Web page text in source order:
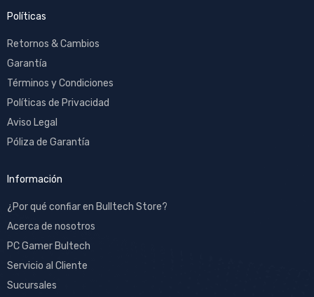
Políticas
Retornos & Cambios
Garantía
Términos y Condiciones
Políticas de Privacidad
Aviso Legal
Póliza de Garantía
Información
¿Por qué confiar en Bulltech Store?
Acerca de nosotros
PC Gamer Bultech
Servicio al Cliente
Sucursales